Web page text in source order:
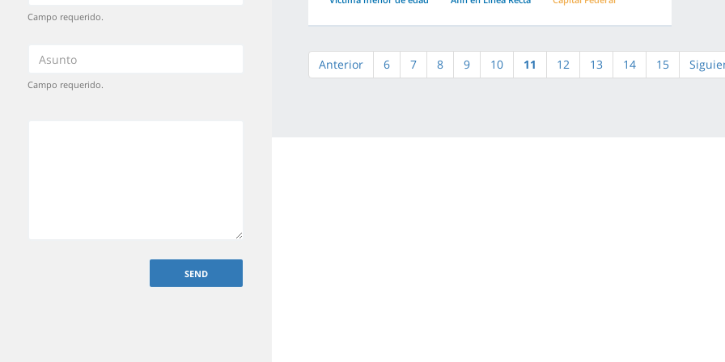
Campo requerido.
Campo requerido.
Anterior 6 7 8 9 10 11 12 13 14 15